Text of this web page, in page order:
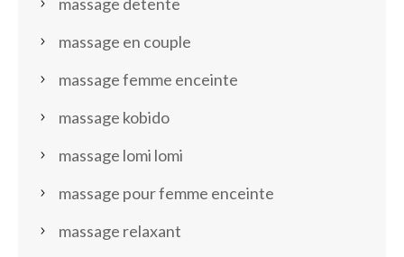
massage en couple
massage femme enceinte
massage kobido
massage lomi lomi
massage pour femme enceinte
massage relaxant